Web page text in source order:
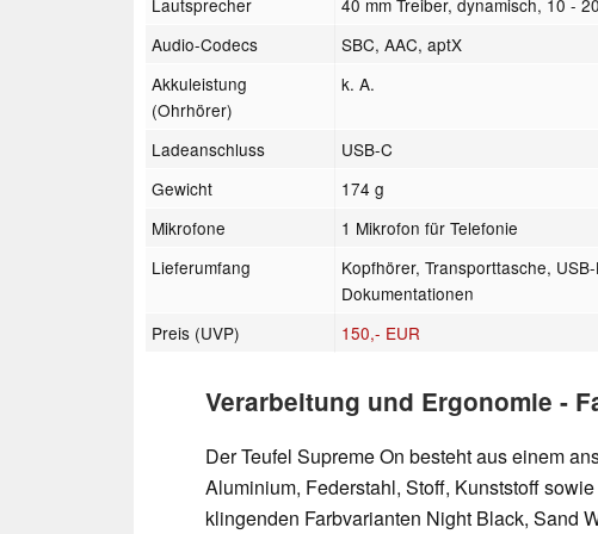
Lautsprecher
40 mm Treiber, dynamisch, 10 -
Audio-Codecs
SBC, AAC, aptX
Akkuleistung
(Ohrhörer)
k. A.
Ladeanschluss
USB-C
Gewicht
174 g
Mikrofone
1 Mikrofon für Telefonie
Lieferumfang
Kopfhörer, Transporttasche,
Dokumentationen
Preis (UVP)
150,- EUR
Verarbeitung und Ergonomie -
Der Teufel Supreme On besteht aus einem
Aluminium, Federstahl, Stoff, Kunststoff
klingenden Farbvarianten Night Black, Sand